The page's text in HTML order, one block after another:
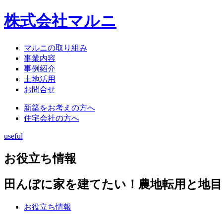
株式会社マルニ
マルニの取り組み
事業内容
事例紹介
土地活用
お問合せ
新築をお考えの方へ
住宅会社の方へ
useful
お役立ち情報
田んぼに家を建てたい！農地転用と地
お役立ち情報